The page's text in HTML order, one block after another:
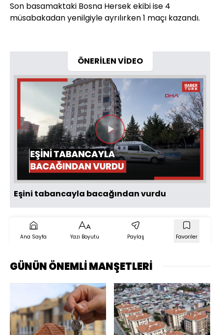
Son basamaktaki Bosna Hersek ekibi ise 4
müsabakadan yenilgiyle ayrılırken 1 maçı kazandı.
ÖNERİLEN VİDEO
Videoyu
Oynat
Eşini tabancayla bacağından vurdu
Ana Sayfa Yazı Boyutu Paylaş Favoriler
GÜNÜN ÖNEMLİ MANŞETLERİ